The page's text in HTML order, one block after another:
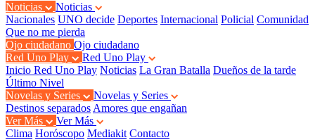
Noticias
Noticias
Nacionales UNO decide Deportes Internacional Policial Comunidad
Que no me pierda
Ojo ciudadano Ojo ciudadano
Red Uno Play
Red Uno Play
Inicio Red Uno Play Noticias La Gran Batalla Dueños de la tarde
Último Nivel
Novelas y Series
Novelas y Series
Destinos separados Amores que engañan
Ver Más
Ver Más
Clima Horóscopo Mediakit Contacto